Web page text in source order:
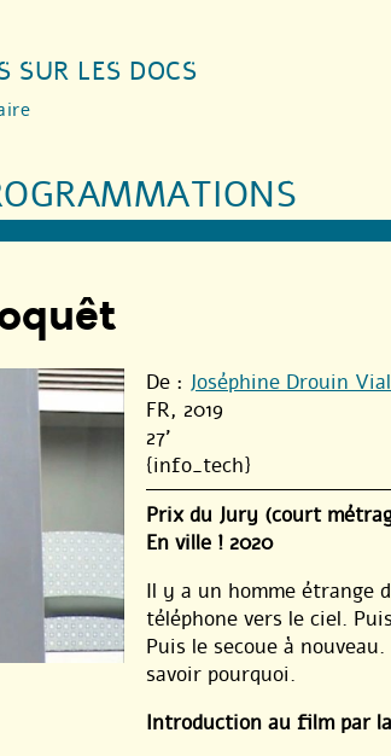
SUR LES DOCS
De : Joséphine Drouin
FR, 2019
27'
{info_tech}
Prix du Jury (court
En ville ! 2020
Il y a un homme étrange
téléphone vers le ciel.
Puis le secoue à
savoir pourquoi.
Introduction au film par